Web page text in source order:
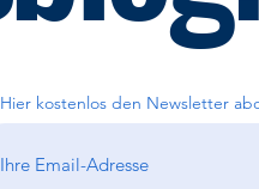
Hier kostenlos den Newsletter